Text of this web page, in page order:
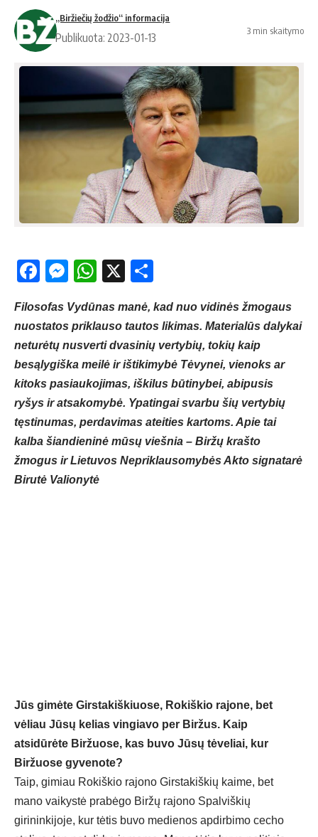
„Biržiečių žodžio“ informacija
Publikuota: 2023-01-13
3 min skaitymo
Facebook
Messenger
WhatsApp
X
Filosofas Vydūnas manė, kad nuo vidinės žmogaus
nuostatos priklauso tautos likimas. Materialūs dalykai
neturėtų nusverti dvasinių vertybių, tokių kaip
besąlygiška meilė ir ištikimybė Tėvynei, vienoks ar
kitoks pasiaukojimas, iškilus būtinybei, abipusis
ryšys ir atsakomybė. Ypatingai svarbu šių vertybių
tęstinumas, perdavimas ateities kartoms. Apie tai
kalba šiandieninė mūsų viešnia – Biržų krašto
žmogus ir Lietuvos Nepriklausomybės Akto signatarė
Birutė Valionytė
Jūs gimėte Girstakiškiuose, Rokiškio rajone, bet
vėliau Jūsų kelias vingiavo per Biržus. Kaip
atsidūrėte Biržuose, kas buvo Jūsų tėveliai, kur
Biržuose gyvenote?
Taip, gimiau Rokiškio rajono Girstakiškių kaime, bet
mano vaikystė prabėgo Biržų rajono Spalviškių
girininkijoje, kur tėtis buvo medienos apdirbimo cecho